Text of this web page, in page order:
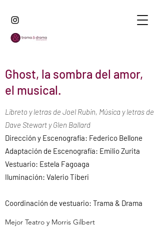
Ghost, la sombra del amor,
el musical.
Libreto y letras de Joel Rubin, Música y letras de
Dave Stewart y Glen Ballard
Dirección y Escenografía: Federico Bellone
Adaptación de Escenografía: Emilio Zurita
Vestuario: Estela Fagoaga
Iluminación: Valerio Tiberi
Coordinación de vestuario: Trama & Drama
Mejor Teatro y Morris Gilbert